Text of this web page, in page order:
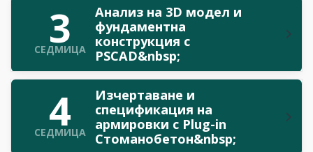
3
СЕДМИЦА
Анализ на 3D модел и
фундаментна
конструкция с
PSCAD&nbsp;
4
СЕДМИЦА
Изчертаване и
спецификация на
армировки с Plug-in
Стоманобетон&nbsp;